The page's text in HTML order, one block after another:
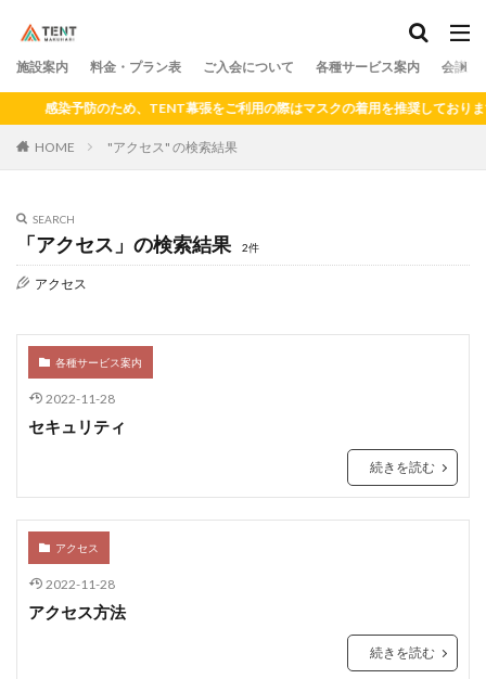
施設案内 料金・プラン表 ご入会について 各種サービス案内 会議室
感染予防のため、TENT幕張をご利用の際はマスクの着用を推奨しておりま
HOME "アクセス" の検索結果
SEARCH
「アクセス」の検索結果 2件
アクセス
各種サービス案内
2022-11-28
セキュリティ
続きを読む
アクセス
2022-11-28
アクセス方法
続きを読む
カテゴリー